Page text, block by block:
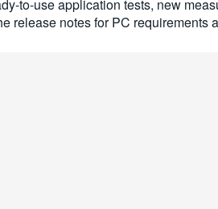
to-use application tests, new
release notes for PC requirements